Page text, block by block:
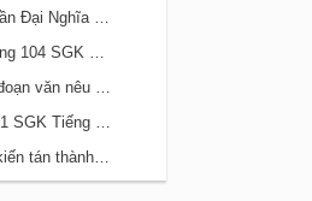
Bài 21 Anh hùng lao động Trần Đại Nghĩa trang 106 SGK Tiếng Việt 5 Kết nối tri thức tập 2
Bài 20 Đền ơn đáp nghĩa trang 104 SGK Tiếng Việt 5 Kết nối tri thức tập 2
Bài 20 Đánh giá, chỉnh sửa đoạn văn nêu ý kiến tán thành một sự vật, hiện tượng trang 103 SGK Tiếng Việt 5 Kết nối tri thức tập 2
Bài 20 Cụ Đồ Chiểu trang 101 SGK Tiếng Việt 5 Kết nối tri thức tập 2
Bài 19 Viết đoạn văn nêu ý kiến tán thành một sự việc, hiện tượng (Bài viết số 1) trang 100 SGK Tiếng Việt 5 Kết nối tri thức tập 2